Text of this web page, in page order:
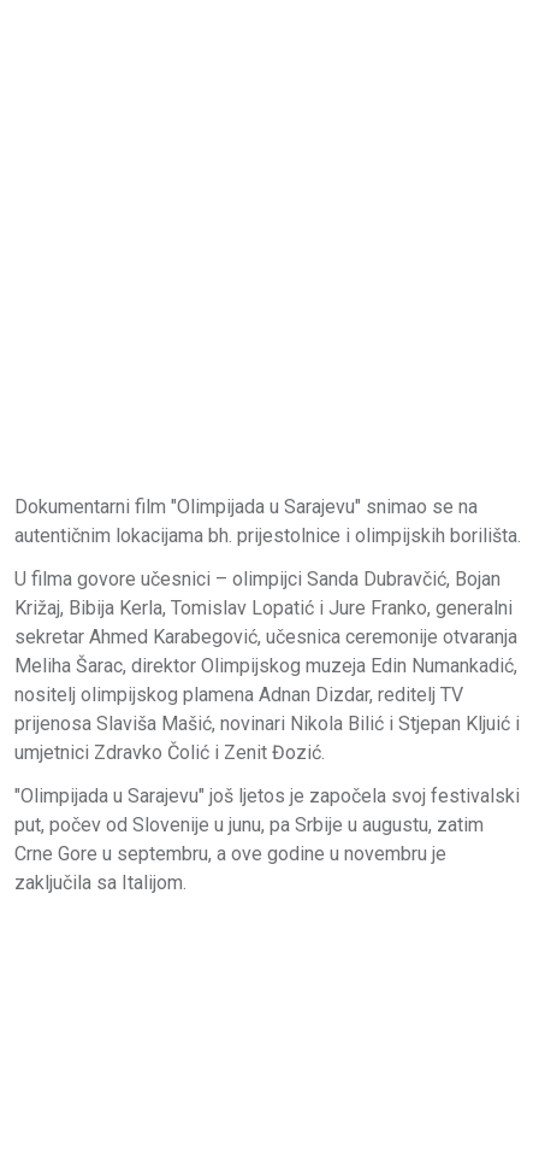
Dokumentarni film "Olimpijada u Sarajevu" snimao se na
autentičnim lokacijama bh. prijestolnice i olimpijskih borilišta.
U filma govore učesnici – olimpijci Sanda Dubravčić, Bojan
Križaj, Bibija Kerla, Tomislav Lopatić i Jure Franko, generalni
sekretar Ahmed Karabegović, učesnica ceremonije otvaranja
Meliha Šarac, direktor Olimpijskog muzeja Edin Numankadić,
nositelj olimpijskog plamena Adnan Dizdar, reditelj TV
prijenosa Slaviša Mašić, novinari Nikola Bilić i Stjepan Kljuić i
umjetnici Zdravko Čolić i Zenit Đozić.
"Olimpijada u Sarajevu" još ljetos je započela svoj festivalski
put, počev od Slovenije u junu, pa Srbije u augustu, zatim
Crne Gore u septembru, a ove godine u novembru je
zaključila sa Italijom.